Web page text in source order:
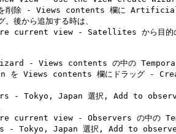
削除 - Views contents 欄に
後から追加する時は、
current view - Satellites から目的の
- Views contents の中の
を Views contents 欄にドラッグ -
- Tokyo, Japan 選択, Add to
current view - Observers の中の
- Tokyo, Japan 選択, Add to